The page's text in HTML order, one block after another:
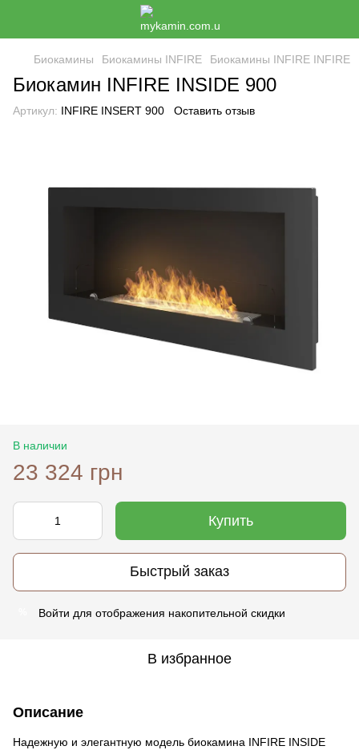
Биокамины Биокамины INFIRE Биокамины INFIRE INFIRE
Биокамин INFIRE INSIDE 900
Артикул: INFIRE INSERT 900 Оставить отзыв
В наличии
23 324 грн
Купить
Быстрый заказ
Войти для отображения накопительной скидки
В избранное
Описание
Надежную и элегантную модель биокамина INFIRE INSIDE